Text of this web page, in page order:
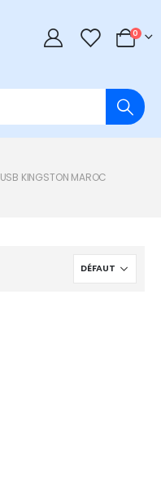
0 0
USB KINGSTON MAROC